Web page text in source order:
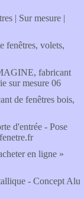
| Sur mesure |
fenêtres, volets,
fabricant
sur mesure 06
de fenêtres bois,
d'entrée - Pose
en ligne »
- Concept Alu